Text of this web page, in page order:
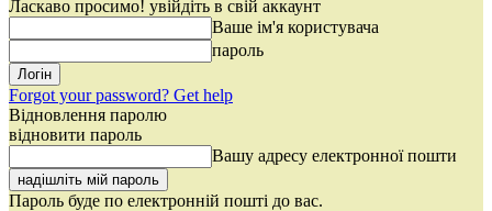
Ласкаво просимо! увійдіть в свій аккаунт
Ваше ім'я користувача
пароль
Forgot your password? Get help
Відновлення паролю
відновити пароль
Вашу адресу електронної пошти
Пароль буде по електронній пошті до вас.